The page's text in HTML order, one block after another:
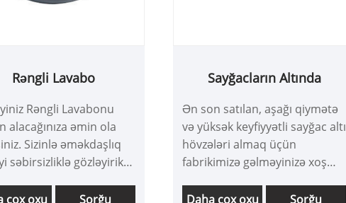
Rəngli Lavabo
Rəngli Lavabonu
alacağınıza əmin ola
Sizinlə əməkdaşlıq
səbirsizliklə gözləyirik,
məsləhətləşə
çox oxu
Sorğu
Sayğacların Altında
Ən son satılan, aşağı qiymətə
və yüksək keyfiyyətli sayğac altı
hövzələri almaq üçün
fabrikimizə gəlməyinizə xoş
etməyi səbirsizliklə gözləyirik.
Daha çox oxu
Sorğu